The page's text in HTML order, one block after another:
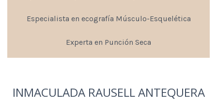
Especialista en ecografía Músculo-Esquelética
Experta en Punción Seca
INMACULADA RAUSELL ANTEQUERA